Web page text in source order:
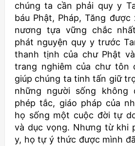
chúng ta cần phải quy y
báu Phật, Pháp, Tăng
nương tựa vững chắc
phát nguyện quy y trước
thanh tịnh của chư Phật
trang nghiêm của chư tôn
giúp chúng ta tinh tấn giữ
những người sống không
phép tắc, giáo pháp của
họ sống một cuộc đời tự
và dục vọng. Nhưng từ khi
y, họ tự ý thức được mình